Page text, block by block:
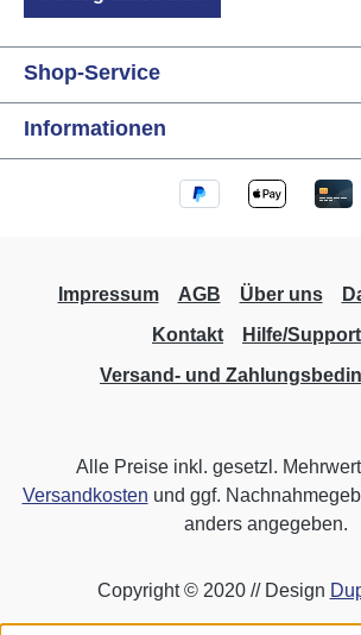
Shop-Service
Informationen
Impressum AGB Über uns
Kontakt
Hilfe/Support
Versand- und
Alle Preise inkl. gesetzl.
Versandkosten und ggf.
anders angegeben.
Copyright © 2020 // Design